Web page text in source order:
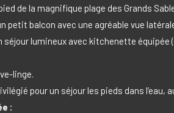
de la magnifique plage des Grands
petit balcon avec une agréable vue
séjour lumineux avec kitchenette
linge.
pour un séjour les pieds dans
: